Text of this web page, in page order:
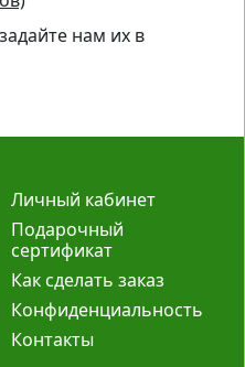
нам их в
Личный кабинет
Подарочный
сертификат
Как сделать заказ
Конфиденциальность
Контакты